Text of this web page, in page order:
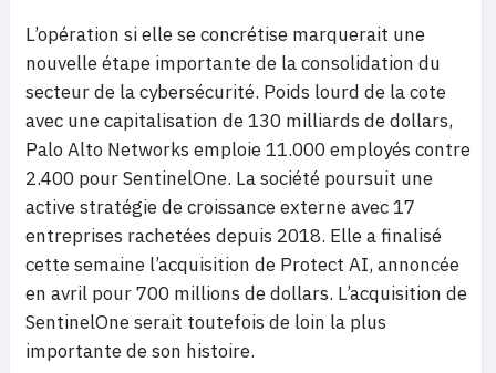
L’opération si elle se concrétise marquerait une
nouvelle étape importante de la consolidation du
secteur de la cybersécurité. Poids lourd de la cote
avec une capitalisation de 130 milliards de dollars,
Palo Alto Networks emploie 11.000 employés contre
2.400 pour SentinelOne. La société poursuit une
active stratégie de croissance externe avec 17
entreprises rachetées depuis 2018. Elle a finalisé
cette semaine l’acquisition de Protect AI, annoncée
en avril pour 700 millions de dollars. L’acquisition de
SentinelOne serait toutefois de loin la plus
importante de son histoire.